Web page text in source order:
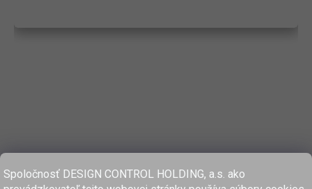
Spoločnosť DESIGN CONTROL HOLDING, a.s. ako